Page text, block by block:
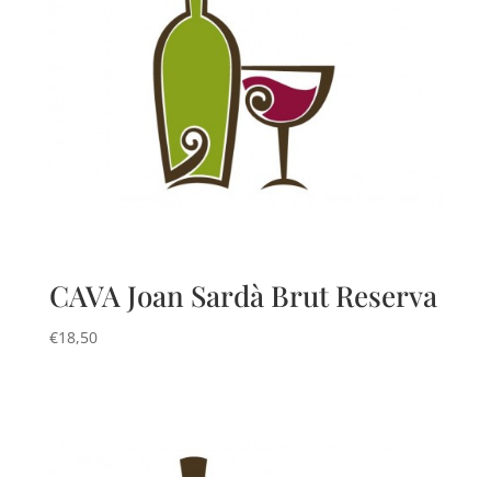
CAVA Joan Sardà Brut Reserva
€18,50